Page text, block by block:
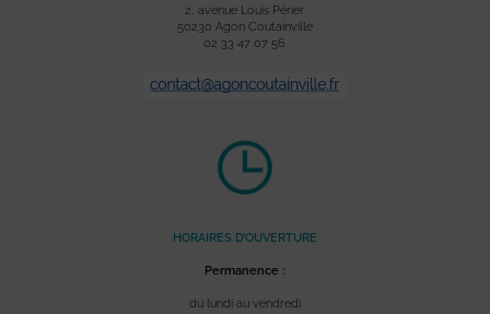
2, avenue Louis Périer
50230 Agon Coutainville
02 33 47 07 56
HORAIRES D’OUVERTURE
Permanence :
du lundi au vendredi